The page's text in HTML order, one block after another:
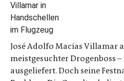
José Adolfo Macías Villamar
meistgesuchter Drogenboss
ausgeliefert. Doch seine